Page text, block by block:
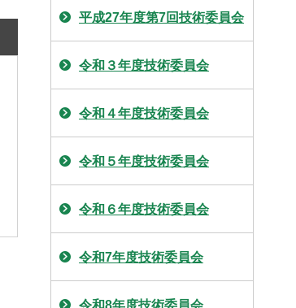
平成27年度第7回技術委員会
令和３年度技術委員会
令和４年度技術委員会
令和５年度技術委員会
令和６年度技術委員会
令和7年度技術委員会
令和8年度技術委員会